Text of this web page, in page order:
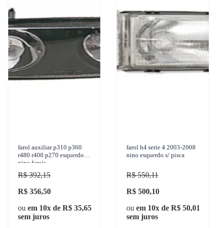
farol auxiliar p310 p360
r480 r400 p270 esquerdo
nino farois
R$ 392,15
R$ 356,50
ou em 10x de R$ 35,65
sem juros
farol h4 serie 4 2003-2008
nino esquerdo s/ pisca
R$ 550,11
R$ 500,10
ou em 10x de R$ 50,01
sem juros